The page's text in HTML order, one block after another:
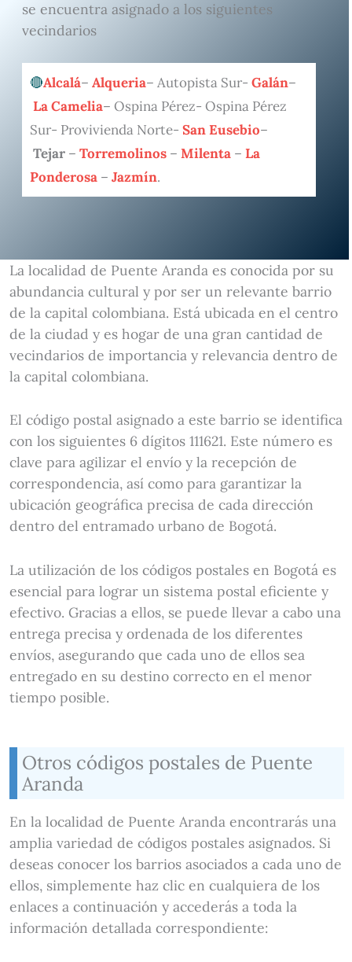
se encuentra asignado a los siguientes
vecindarios
Alcalá– Alqueria– Autopista Sur- Galán–
La Camelia– Ospina Pérez- Ospina Pérez
Sur- Provivienda Norte- San Eusebio–
Tejar– Torremolinos– Milenta– La
Ponderosa– Jazmín.
La localidad de Puente Aranda es conocida por su
abundancia cultural y por ser un relevante barrio
de la capital colombiana. Está ubicada en el centro
de la ciudad y es hogar de una gran cantidad de
vecindarios de importancia y relevancia dentro de
la capital colombiana.
El código postal asignado a este barrio se identifica
con los siguientes 6 dígitos 111621. Este número es
clave para agilizar el envío y la recepción de
correspondencia, así como para garantizar la
ubicación geográfica precisa de cada dirección
dentro del entramado urbano de Bogotá.
La utilización de los códigos postales en Bogotá es
esencial para lograr un sistema postal eficiente y
efectivo. Gracias a ellos, se puede llevar a cabo una
entrega precisa y ordenada de los diferentes
envíos, asegurando que cada uno de ellos sea
entregado en su destino correcto en el menor
tiempo posible.
Otros códigos postales de Puente
Aranda
En la localidad de Puente Aranda encontrarás una
amplia variedad de códigos postales asignados. Si
deseas conocer los barrios asociados a cada uno de
ellos, simplemente haz clic en cualquiera de los
enlaces a continuación y accederás a toda la
información detallada correspondiente: